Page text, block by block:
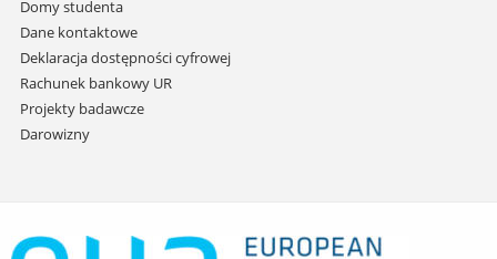
Domy studenta
Dane kontaktowe
Deklaracja dostępności cyfrowej
Rachunek bankowy UR
Projekty badawcze
Darowizny